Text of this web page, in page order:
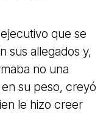
que se
sus allegados y,
no una
su peso, creyó
le hizo creer